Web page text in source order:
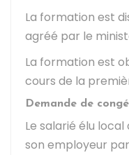
La formation est
agréé par le
La formation est
cours de la
Demande de
Le salarié élu
son employeur